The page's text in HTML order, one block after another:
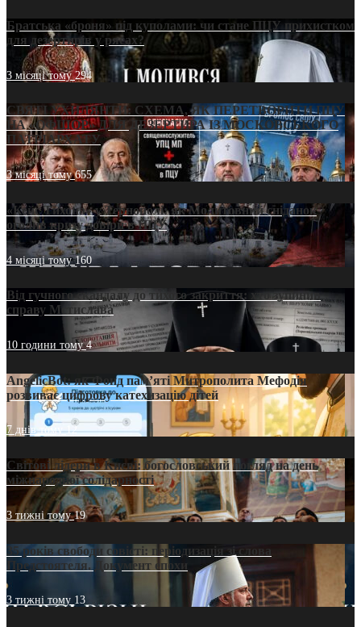
Братська «броня» під куполами: чи стане ПЦУ прихистком
для дезертирів у рясах?
3 місяці тому294
СВЯТІ УХИЛЯНТИ: СХЕМА, ЯК ПЕРЕТВОРИТИ ПЦУ
НА «ОФШОР» ДЛЯ ДЕЗЕРТИРА ІЗ МОСКОВСЬКОГО
ПАТРІАРХАТУ
3 місяці тому655
«Кейс Тихона» у Тернополі: як Молитовний сніданок
оголив кризу довіри в ПЦУ
4 місяці тому160
Від гучного скандалу до тихого закриття: хто зупинив
справу Мстислава
10 години тому4
AngelicBot: як Фонд пам’яті Митрополита Мефодія
розвиває цифрову катехизацію дітей
7 днів тому12
Світові лідери в Києві: богословський погляд на день
міжнародної солідарності
3 тижні тому19
35 років свободи совісті: періодизація зі слова
Предстоятеля. Документ епохи
3 тижні тому 13